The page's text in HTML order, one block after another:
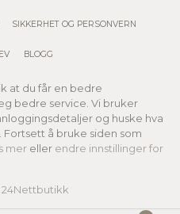
SIKKERHET OG PERSONVERN
BLOGG
at du får en bedre
bedre service. Vi bruker
og huske hva
å bruke siden som
mer eller endre innstillinger for
24Nettbutikk